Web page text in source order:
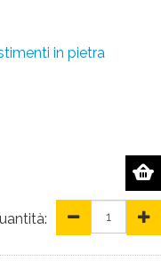
in pietra